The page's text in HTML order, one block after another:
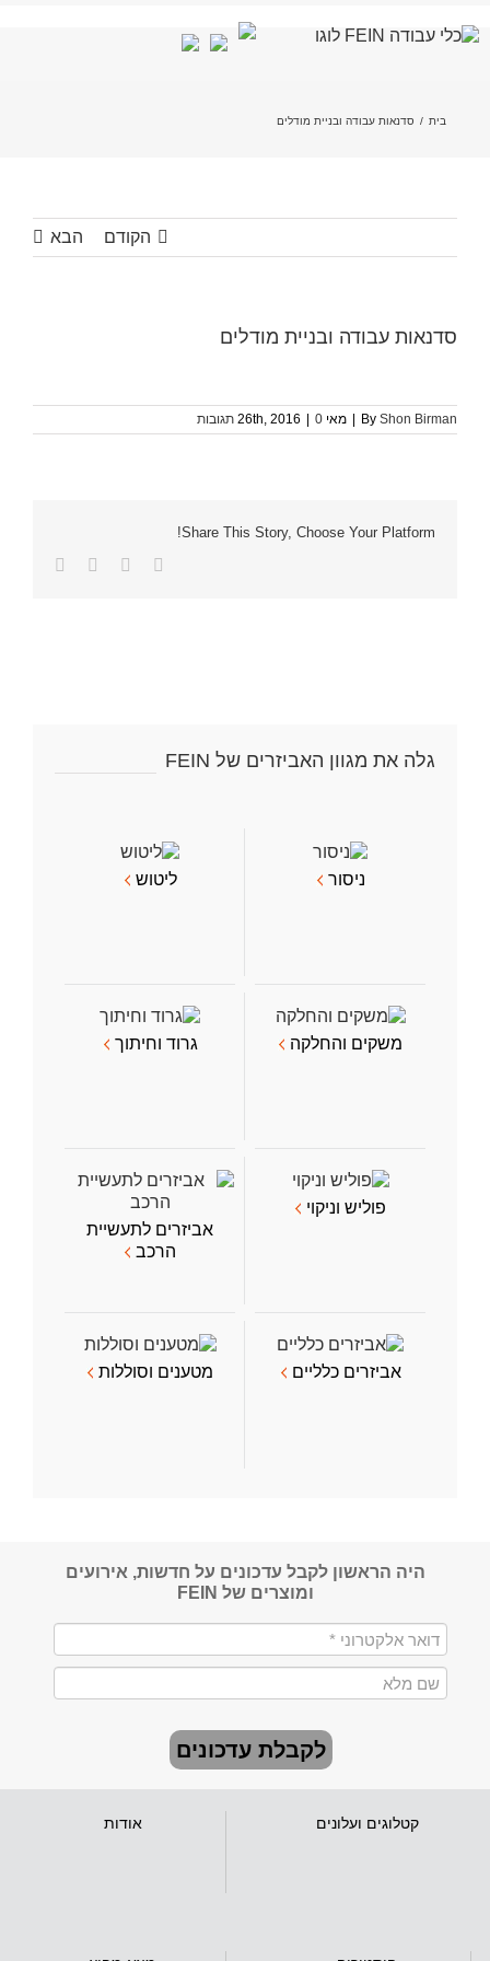
בית / סדנאות עבודה ובניית מודלים
הקודם הבא
סדנאות עבודה ובניית מודלים
By Shon Birman מאי 26th, 2016 0 תגובות
Share This Story, Choose Your Platform!
Facebook
Twitter
LinkedIn
גלה את מגוון האביזרים של FEIN
ניסור ליטוש
משקים והחלקה גרוד וחיתוך
פוליש וניקוי
אביזרים לתעשיית
הרכב
אביזרים כלליים מטענים וסוללות
היה הראשון לקבל עדכונים על חדשות, אירועים
ומוצרים של FEIN
לקבלת עדכונים
קטלוגים ועלונים אודות